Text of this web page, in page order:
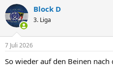
k
t
i
e
:
Block D
3. Liga
7 Juli 2026
So wieder auf den Beinen nach